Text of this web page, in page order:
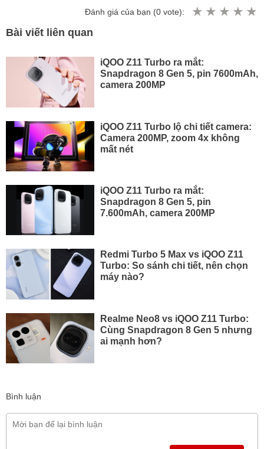
Đánh giá của bạn (0 vote):
Bài viết liên quan
iQOO Z11 Turbo ra mắt:
Snapdragon 8 Gen 5, pin 7600mAh,
camera 200MP
iQOO Z11 Turbo lộ chi tiết camera:
Camera 200MP, zoom 4x không
mất nét
iQOO Z11 Turbo ra mắt:
Snapdragon 8 Gen 5, pin
7.600mAh, camera 200MP
Redmi Turbo 5 Max vs iQOO Z11
Turbo: So sánh chi tiết, nên chọn
máy nào?
Realme Neo8 vs iQOO Z11 Turbo:
Cùng Snapdragon 8 Gen 5 nhưng
ai mạnh hơn?
Bình luận